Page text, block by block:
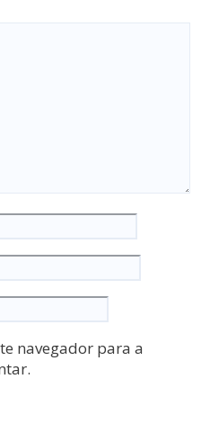
navegador para a